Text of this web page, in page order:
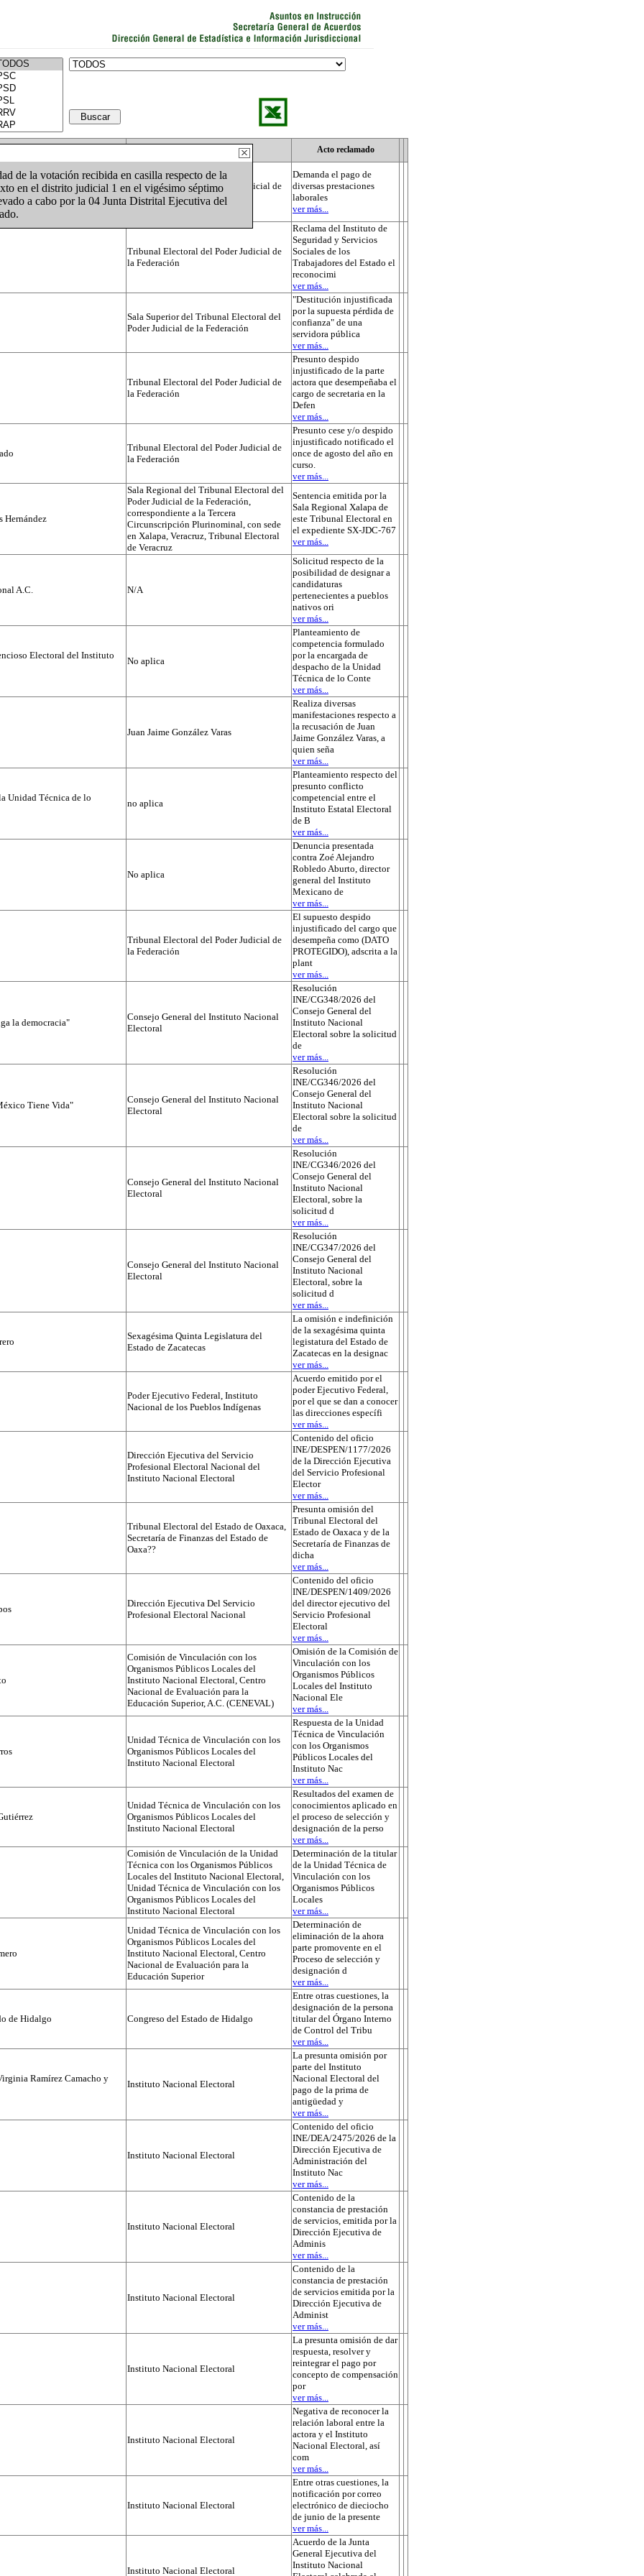
de la votación recibida en casilla respecto de la
en el distrito judicial 1 en el vigésimo séptimo
a cabo por la 04 Junta Distrital Ejecutiva del
Acto reclamado
Tribunal Electoral del Poder Judicial de
la Federación
Demanda el pago de
diversas prestaciones
laborales
ver más...
Tribunal Electoral del Poder Judicial de
la Federación
Reclama del Instituto de
Seguridad y Servicios
Sociales de los
Trabajadores del Estado el
reconocimi
ver más...
Sala Superior del Tribunal Electoral del
Poder Judicial de la Federación
"Destitución injustificada
por la supuesta pérdida de
confianza" de una
servidora pública
ver más...
Tribunal Electoral del Poder Judicial de
la Federación
Presunto despido
injustificado de la parte
actora que desempeñaba el
cargo de secretaria en la
Defen
ver más...
Tribunal Electoral del Poder Judicial de
la Federación
Presunto cese y/o despido
injustificado notificado el
once de agosto del año en
curso.
ver más...
Hernández
Sala Regional del Tribunal Electoral del
Poder Judicial de la Federación,
correspondiente a la Tercera
Circunscripción Plurinominal, con sede
en Xalapa, Veracruz, Tribunal Electoral
de Veracruz
Sentencia emitida por la
Sala Regional Xalapa de
este Tribunal Electoral en
el expediente SX-JDC-767
ver más...
A.C. N/A
Solicitud respecto de la
posibilidad de designar a
candidaturas
pertenecientes a pueblos
nativos ori
ver más...
Electoral del Instituto
No aplica
Planteamiento de
competencia formulado
por la encargada de
despacho de la Unidad
Técnica de lo Conte
ver más...
Juan Jaime González Varas
Realiza diversas
manifestaciones respecto a
la recusación de Juan
Jaime González Varas, a
quien seña
ver más...
Unidad Técnica de lo
no aplica
Planteamiento respecto del
presunto conflicto
competencial entre el
Instituto Estatal Electoral
de B
ver más...
No aplica
Denuncia presentada
contra Zoé Alejandro
Robledo Aburto, director
general del Instituto
Mexicano de
ver más...
Tribunal Electoral del Poder Judicial de
la Federación
El supuesto despido
injustificado del cargo que
desempeña como (DATO
PROTEGIDO), adscrita a la
plant
ver más...
la democracia"
Consejo General del Instituto Nacional
Electoral
Resolución
INE/CG348/2026 del
Consejo General del
Instituto Nacional
Electoral sobre la solicitud
de
ver más...
Tiene Vida"
Consejo General del Instituto Nacional
Electoral
Resolución
INE/CG346/2026 del
Consejo General del
Instituto Nacional
Electoral sobre la solicitud
de
ver más...
Consejo General del Instituto Nacional
Electoral
Resolución
INE/CG346/2026 del
Consejo General del
Instituto Nacional
Electoral, sobre la
solicitud d
ver más...
Consejo General del Instituto Nacional
Electoral
Resolución
INE/CG347/2026 del
Consejo General del
Instituto Nacional
Electoral, sobre la
solicitud d
ver más...
Sexagésima Quinta Legislatura del
Estado de Zacatecas
La omisión e indefinición
de la sexagésima quinta
legistatura del Estado de
Zacatecas en la designac
ver más...
Poder Ejecutivo Federal, Instituto
Nacional de los Pueblos Indígenas
Acuerdo emitido por el
poder Ejecutivo Federal,
por el que se dan a conocer
las direcciones específi
ver más...
Dirección Ejecutiva del Servicio
Profesional Electoral Nacional del
Instituto Nacional Electoral
Contenido del oficio
INE/DESPEN/1177/2026
de la Dirección Ejecutiva
del Servicio Profesional
Elector
ver más...
Tribunal Electoral del Estado de Oaxaca,
Secretaría de Finanzas del Estado de
Oaxa??
Presunta omisión del
Tribunal Electoral del
Estado de Oaxaca y de la
Secretaría de Finanzas de
dicha
ver más...
Dirección Ejecutiva Del Servicio
Profesional Electoral Nacional
Contenido del oficio
INE/DESPEN/1409/2026
del director ejecutivo del
Servicio Profesional
Electoral
ver más...
Comisión de Vinculación con los
Organismos Públicos Locales del
Instituto Nacional Electoral, Centro
Nacional de Evaluación para la
Educación Superior, A.C. (CENEVAL)
Omisión de la Comisión de
Vinculación con los
Organismos Públicos
Locales del Instituto
Nacional Ele
ver más...
Unidad Técnica de Vinculación con los
Organismos Públicos Locales del
Instituto Nacional Electoral
Respuesta de la Unidad
Técnica de Vinculación
con los Organismos
Públicos Locales del
Instituto Nac
ver más...
Unidad Técnica de Vinculación con los
Organismos Públicos Locales del
Instituto Nacional Electoral
Resultados del examen de
conocimientos aplicado en
el proceso de selección y
designación de la perso
ver más...
Comisión de Vinculación de la Unidad
Técnica con los Organismos Públicos
Locales del Instituto Nacional Electoral,
Unidad Técnica de Vinculación con los
Organismos Públicos Locales del
Instituto Nacional Electoral
Determinación de la titular
de la Unidad Técnica de
Vinculación con los
Organismos Públicos
Locales
ver más...
Unidad Técnica de Vinculación con los
Organismos Públicos Locales del
Instituto Nacional Electoral, Centro
Nacional de Evaluación para la
Educación Superior
Determinación de
eliminación de la ahora
parte promovente en el
Proceso de selección y
designación d
ver más...
de Hidalgo Congreso del Estado de Hidalgo
Entre otras cuestiones, la
designación de la persona
titular del Órgano Interno
de Control del Tribu
ver más...
Ramírez Camacho y
Instituto Nacional Electoral
La presunta omisión por
parte del Instituto
Nacional Electoral del
pago de la prima de
antigüedad y
ver más...
Instituto Nacional Electoral
Contenido del oficio
INE/DEA/2475/2026 de la
Dirección Ejecutiva de
Administración del
Instituto Nac
ver más...
Instituto Nacional Electoral
Contenido de la
constancia de prestación
de servicios, emitida por la
Dirección Ejecutiva de
Adminis
ver más...
Instituto Nacional Electoral
Contenido de la
constancia de prestación
de servicios emitida por la
Dirección Ejecutiva de
Administ
ver más...
Instituto Nacional Electoral
La presunta omisión de dar
respuesta, resolver y
reintegrar el pago por
concepto de compensación
por
ver más...
Instituto Nacional Electoral
Negativa de reconocer la
relación laboral entre la
actora y el Instituto
Nacional Electoral, así
com
ver más...
Instituto Nacional Electoral
Entre otras cuestiones, la
notificación por correo
electrónico de dieciocho
de junio de la presente
ver más...
Instituto Nacional Electoral
Acuerdo de la Junta
General Ejecutiva del
Instituto Nacional